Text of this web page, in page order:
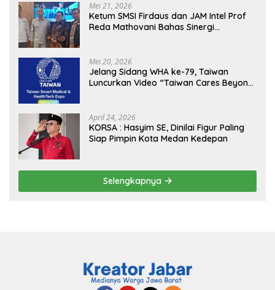
Mei 21, 2026
Ketum SMSI Firdaus dan JAM Intel Prof
Reda Mathovani Bahas Sinergi
MBG, Perkuat Pengawasan Program
Pemerintah
Mei 20, 2026
Jelang Sidang WHA ke-79, Taiwan
Luncurkan Video “Taiwan Cares Beyond
April 24, 2026
KORSA : Hasyim SE, Dinilai Figur Paling
Siap Pimpin Kota Medan Kedepan
Selengkapnya